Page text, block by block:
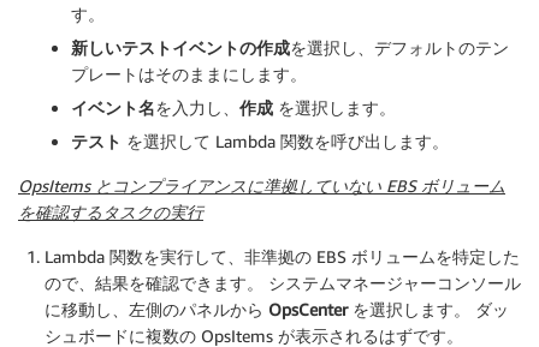
す。
新しいテストイベントの作成を選択し、デフォルトのテン
プレートはそのままにします。
イベント名を入力し、 作成 を選択します。
テスト を選択して Lambda 関数を呼び出します。
OpsItems とコンプライアンスに準拠していない EBS ボリューム
を確認するタスクの実行
Lambda 関数を実行して、非準拠の EBS ボリュームを特定した
ので、結果を確認できます。 システムマネージャーコンソール
に移動し、左側のパネルから OpsCenterを選択します。 ダッ
シュボードに複数の OpsItems が表示されるはずです。